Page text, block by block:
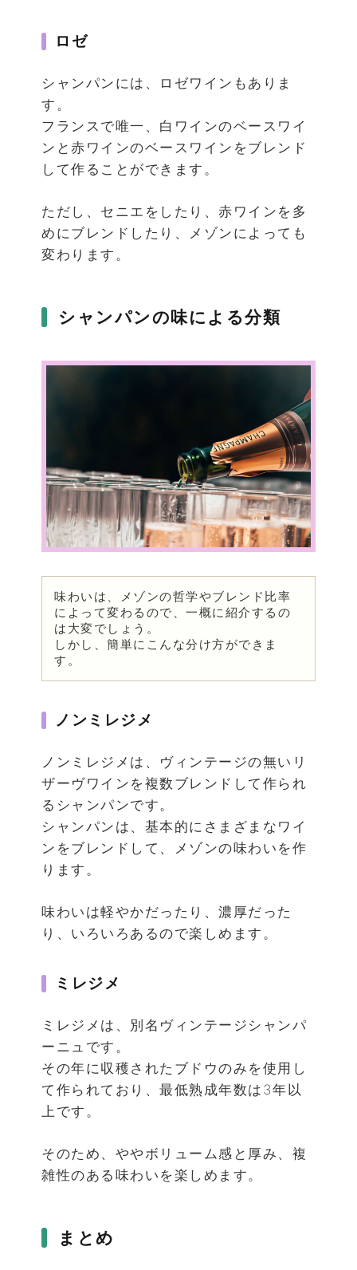
ロゼ
シャンパンには、ロゼワインもありま
す。
フランスで唯一、白ワインのベースワイ
ンと赤ワインのベースワインをブレンド
して作ることができます。
ただし、セニエをしたり、赤ワインを多
めにブレンドしたり、メゾンによっても
変わります。
シャンパンの味による分類
味わいは、メゾンの哲学やブレンド比率
によって変わるので、一概に紹介するの
は大変でしょう。
しかし、簡単にこんな分け方ができま
す。
ノンミレジメ
ノンミレジメは、ヴィンテージの無いリ
ザーヴワインを複数ブレンドして作られ
るシャンパンです。
シャンパンは、基本的にさまざまなワイ
ンをブレンドして、メゾンの味わいを作
ります。
味わいは軽やかだったり、濃厚だった
り、いろいろあるので楽しめます。
ミレジメ
ミレジメは、別名ヴィンテージシャンパ
ーニュです。
その年に収穫されたブドウのみを使用し
て作られており、最低熟成年数は3年以
上です。
そのため、ややボリューム感と厚み、複
雑性のある味わいを楽しめます。
まとめ